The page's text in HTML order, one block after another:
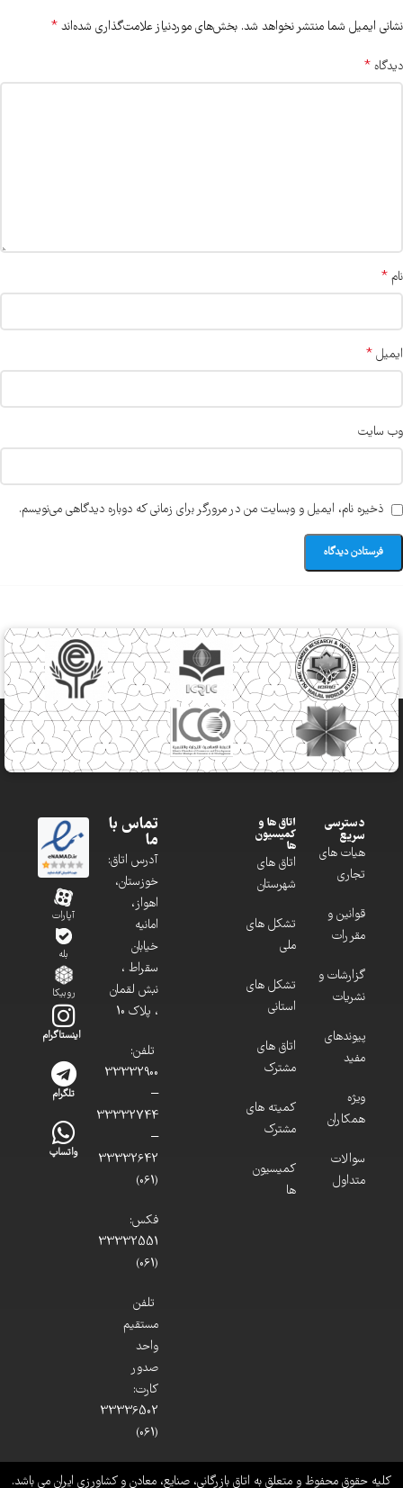
نشانی ایمیل شما منتشر نخواهد شد. بخش‌های موردنیاز علامت‌گذاری شده‌اند *
دیدگاه *
نام *
ایمیل *
وب‌ سایت
ذخیره نام، ایمیل و وبسایت من در مرورگر برای زمانی که دوباره دیدگاهی می‌نویسم.
دسترسی
سریع
هیات های
تجاری
قوانین و
مقررات
گزارشات و
نشریات
پیوندهای
مفید
ویژه
همکاران
سوالات
متداول
اتاق ها و
کمیسیون
ها
اتاق های
شهرستان
تشکل های
ملی
تشکل های
استانی
اتاق های
مشترک
کمیته های
مشترک
کمیسیون
ها
تماس با
ما
آدرس اتاق:
خوزستان،
اهواز،
امانیه
خیابان
سقراط ،
نبش لقمان
، پلاک 10
تلفن:
33332900
–
33332744
–
33332642
(061)
فکس:
33332551
(061)
تلفن
مستقیم
واحد
صدور
کارت:
33336502
(061)
آپارات
بله
روبیکا
اینستاگرام
تلگرام
واتساپ
کلیه حقوق محفوظ و متعلق به اتاق بازرگانی، صنایع، معادن و کشاورزی ایران می باشد.